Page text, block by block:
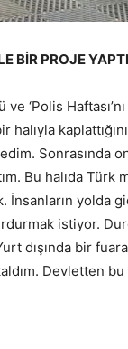
BİR PROJE
‘Polis
Sonrasında
Bu halıda Türk
İnsanların yolda
istiyor.
dışında bir
Devletten